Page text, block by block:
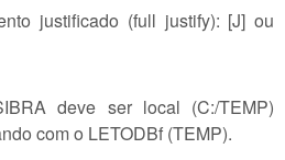
justificado (full justify): [J] ou
deve ser local (C:/TEMP)
com o LETODBf (TEMP).